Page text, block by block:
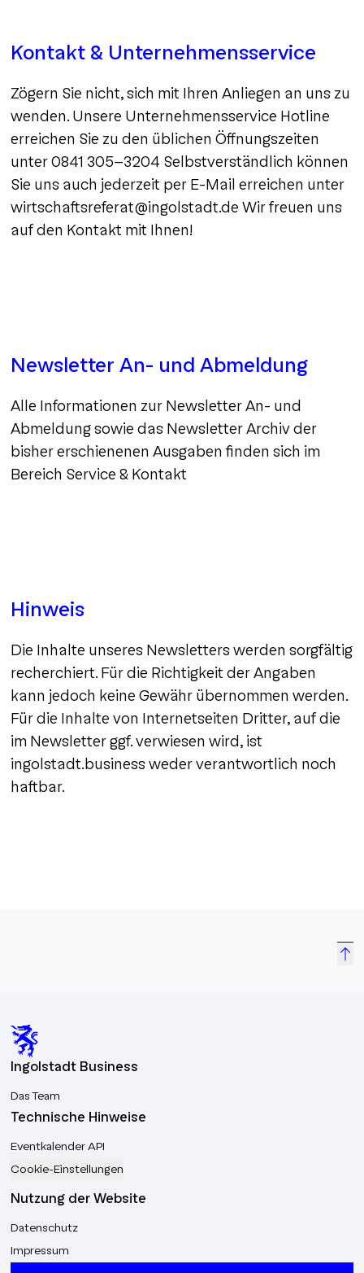
Kontakt & Unternehmensservice
Zögern Sie nicht, sich mit Ihren Anliegen an uns zu
wenden. Unsere Unternehmensservice Hotline
erreichen Sie zu den üblichen Öffnungszeiten
unter 0841 305-3204 Selbstverständlich können
Sie uns auch jederzeit per E-Mail erreichen unter
wirtschaftsreferat@ingolstadt.de Wir freuen uns
auf den Kontakt mit Ihnen!
Newsletter An- und Abmeldung
Alle Informationen zur Newsletter An- und
Abmeldung sowie das Newsletter Archiv der
bisher erschienenen Ausgaben finden sich im
Bereich Service & Kontakt
Hinweis
Die Inhalte unseres Newsletters werden sorgfältig
recherchiert. Für die Richtigkeit der Angaben
kann jedoch keine Gewähr übernommen werden.
Für die Inhalte von Internetseiten Dritter, auf die
im Newsletter ggf. verwiesen wird, ist
ingolstadt.business weder verantwortlich noch
haftbar.
Ingolstadt Business
Das Team
Technische Hinweise
Eventkalender API
Cookie-Einstellungen
Nutzung der Website
Datenschutz
Impressum